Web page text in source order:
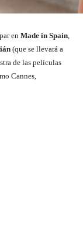
en Made in Spain,
(que se llevará a
de las películas
Cannes,